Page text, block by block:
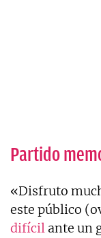
Partido
«Disfruto
este público
difícil ante un